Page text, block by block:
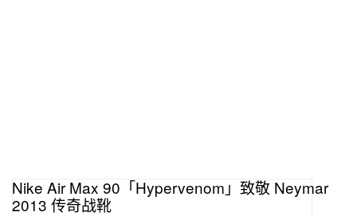
Nike Air Max 90「Hypervenom」致敬 Neymar
2013 传奇战靴